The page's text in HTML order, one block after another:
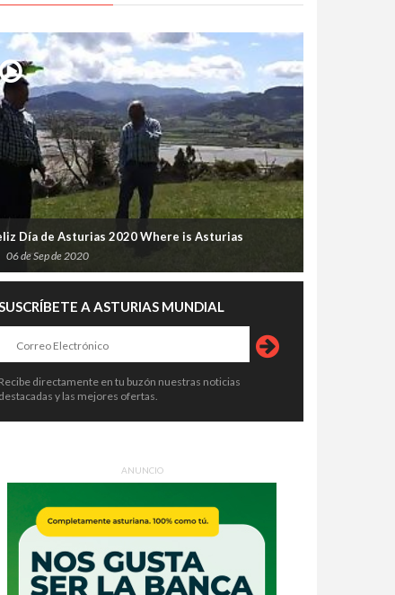
más caro del mundo lanza
de auxilio: Cabrales teme
futuro de su gran símbolo
de Jul de 2026
Compota de manzana asturiana
(dulce, calentína y con más
26 de Jul de 2026
Día de Asturias 2020 Where is Asturias
06 de Sep de 2020
A ASTURIAS MUNDIAL
Recibe directamente en tu buzón nuestras noticias
destacadas y las mejores ofertas.
ANUNCIO